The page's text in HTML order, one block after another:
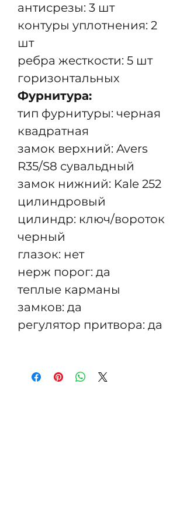
антисрезы: 3 шт
контуры уплотнения: 2
шт
ребра жесткости: 5 шт
горизонтальных
Фурнитура:
тип фурнитуры: черная
квадратная
замок верхний: Avers
R35/S8 сувальдный
замок нижний: Kale 252
цилиндровый
цилиндр: ключ/вороток
черный
глазок: нет
нерж порог: да
теплые карманы
замков: да
регулятор притвора: да